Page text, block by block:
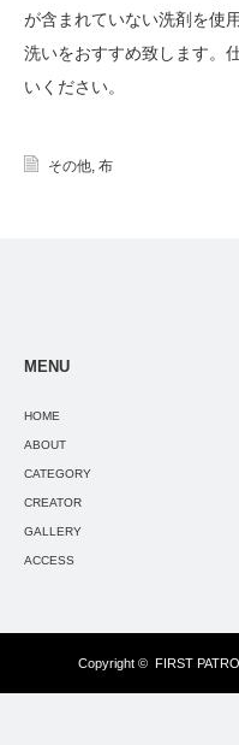
が含まれていない洗剤を使
洗いをおすすめ致します。
いください。
その他 布
MENU
HOME
ABOUT
CATEGORY
CREATOR
GALLERY
ACCESS
Copyright © FIRST